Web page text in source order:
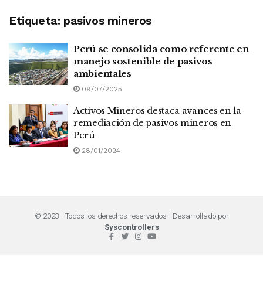
Etiqueta: pasivos mineros
Perú se consolida como referente en
manejo sostenible de pasivos
ambientales
09/07/2025
Activos Mineros destaca avances en la
remediación de pasivos mineros en
Perú
28/01/2024
© 2023 - Todos los derechos reservados - Desarrollado por
Syscontrollers